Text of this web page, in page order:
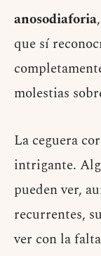
anosodiaforia
que sí
molestias
La ceguera
intrigante.
pueden ver,
recurrentes,
ver con la